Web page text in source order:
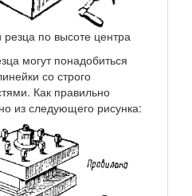
резца по высоте центра
могут понадобиться
со строго
Как правильно
из следующего рисунка: